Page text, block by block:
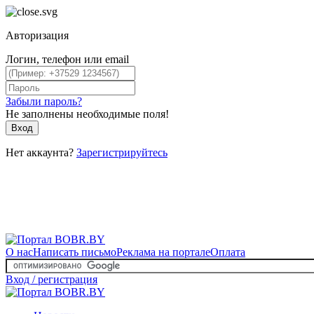
Авторизация
Логин, телефон или email
Забыли пароль?
Не заполнены необходимые поля!
Вход
Нет аккаунта? Зарегистрируйтесь
О насНаписать письмоРеклама на порталеОплата
Вход / регистрация